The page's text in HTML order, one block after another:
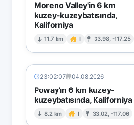
Moreno Valley'in 6 km
kuzey-kuzeybatısında,
Kaliforniya
11.7 km I 33.98, -117.25
23:02:07 04.08.2026
Poway'ın 6 km kuzey-
kuzeybatısında, Kaliforniya
8.2 km I 33.02, -117.06